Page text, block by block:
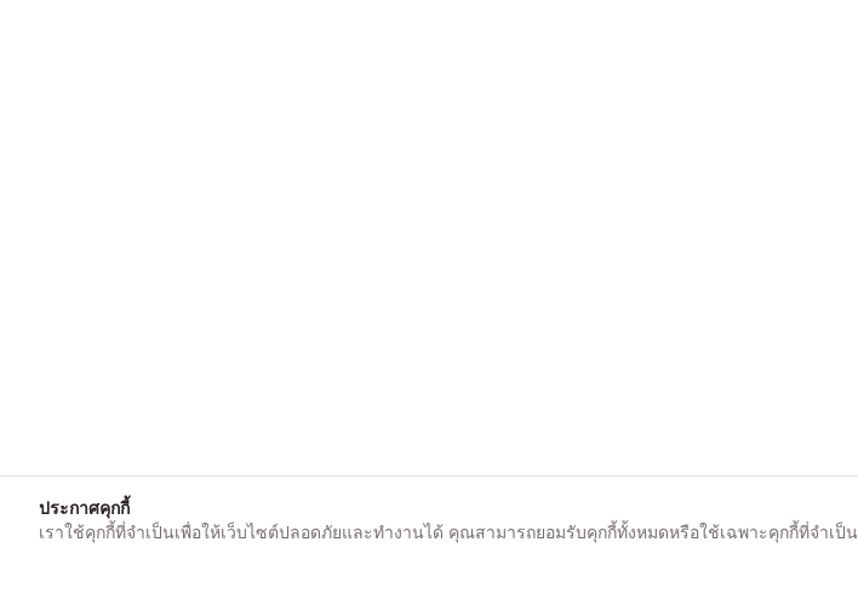
ประกาศคุกกี้
เราใช้คุกกี้ที่จำเป็นเพื่อให้เว็บไซต์ปลอดภัยและทำงานได้ คุณสามารถยอมรับคุกกี้ทั้งหมดหรือใช้เฉพาะคุกกี้ที่จำเป็